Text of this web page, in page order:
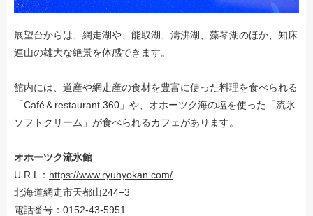
展望台からは、網走湖や、能取湖、濤沸湖、藻琴湖のほか、知床
連山の雄大な絶景を体感できます。
館内には、道産や網走産の食材を豊富に使った料理を食べられる
「Café＆restaurant 360」や、オホーツク海の塩を使った「流氷
ソフトクリーム」が食べられるカフェがあります。
オホーツク流氷館
U R L： https://www.ryuhyokan.com/
北海道網走市天都山244−3
電話番号：0152-43-5951